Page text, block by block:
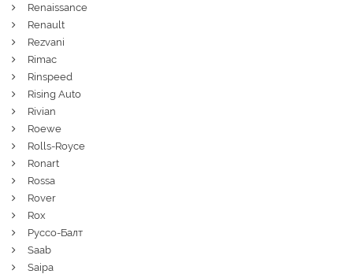
Renaissance
Renault
Rezvani
Rimac
Rinspeed
Rising Auto
Rivian
Roewe
Rolls-Royce
Ronart
Rossa
Rover
Rox
Руссо-Балт
Saab
Saipa